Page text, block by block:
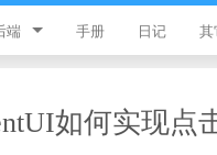
端 手册 日记 其
如何实现